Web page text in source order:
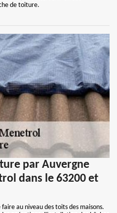
de toiture.
par Auvergne
dans le 63200 et
au niveau des toits des maisons.